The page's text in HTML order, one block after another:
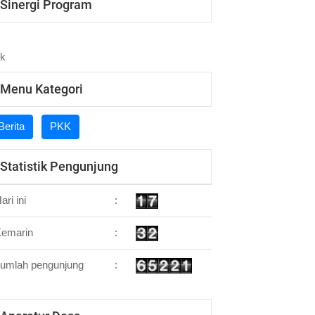
Sinergi Program
Menu Kategori
PKK
Statistik Pengunjung
ini :
:
pengunjung :